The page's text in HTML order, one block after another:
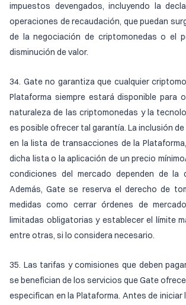
impuestos devengados, incluyendo la
operaciones de recaudación, que puedan
de la negociación de criptomonedas o el
disminución de valor.
34. Gate no garantiza que cualquier
Plataforma siempre estará disponible para
naturaleza de las criptomonedas y la
es posible ofrecer tal garantía. La inclusión
en la lista de transacciones de la
dicha lista o la aplicación de un precio
condiciones del mercado dependen de la
Además, Gate se reserva el derecho de
medidas como cerrar órdenes de
limitadas obligatorias y establecer el límite
entre otras, si lo considera necesario.
35. Las tarifas y comisiones que deben
se benefician de los servicios que Gate
especifican en la Plataforma. Antes de